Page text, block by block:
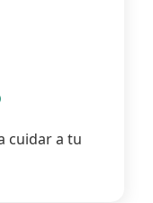
cuidar a tu